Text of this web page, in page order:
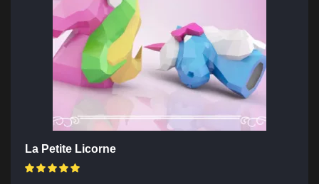
La Petite Licorne